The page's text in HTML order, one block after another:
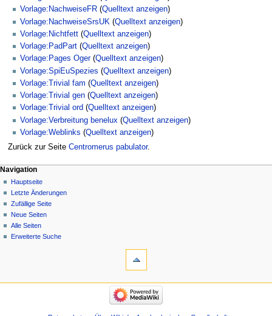
Vorlage:NachweiseFR (Quelltext anzeigen)
Vorlage:NachweiseSrsUK (Quelltext anzeigen)
Vorlage:Nichtfett (Quelltext anzeigen)
Vorlage:PadPart (Quelltext anzeigen)
Vorlage:Pages Oger(Quelltext anzeigen)
Vorlage:SpiEuSpezies (Quelltext anzeigen)
Vorlage:Trivial fam (Quelltext anzeigen)
Vorlage:Trivial gen (Quelltext anzeigen)
Vorlage:Trivial ord (Quelltext anzeigen)
Vorlage:Verbreitung benelux (Quelltext anzeigen)
Vorlage:Weblinks (Quelltext anzeigen)
Zurück zur Seite Centromerus pabulator.
Navigation
Hauptseite
Letzte Änderungen
Zufällige Seite
Neue Seiten
Alle Seiten
Erweiterte Suche